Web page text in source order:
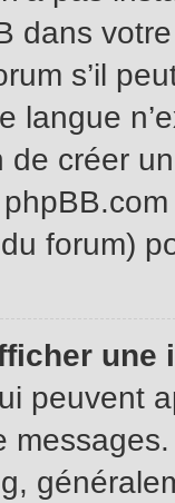
dans
s’il
langue
de créer
forum)
une
peuvent